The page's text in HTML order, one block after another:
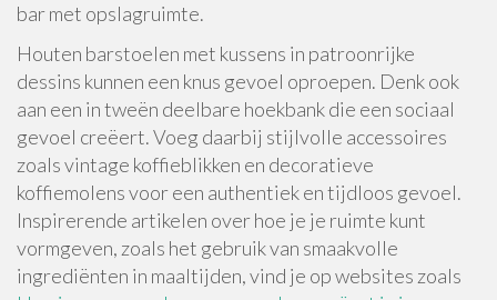
bar met opslagruimte.
Houten barstoelen met kussens in patroonrijke
dessins kunnen een knus gevoel oproepen. Denk ook
aan een in tweën deelbare hoekbank die een sociaal
gevoel creëert. Voeg daarbij stijlvolle accessoires
zoals vintage koffieblikken en decoratieve
koffiemolens voor een authentiek en tijdloos gevoel.
Inspirerende artikelen over hoe je je ruimte kunt
vormgeven, zoals het gebruik van smaakvolle
ingrediënten in maaltijden, vind je op websites zoals